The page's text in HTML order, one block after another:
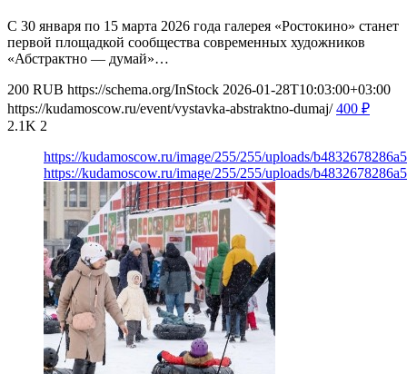
С 30 января по 15 марта 2026 года галерея «Ростокино» станет
первой площадкой сообщества современных художников
«Абстрактно — думай»…
200 RUB https://schema.org/InStock 2026-01-28T10:03:00+03:00
https://kudamoscow.ru/event/vystavka-abstraktno-dumaj/ 400 ₽
2.1K 2
https://kudamoscow.ru/image/255/255/uploads/
https://kudamoscow.ru/image/255/255/uploads/